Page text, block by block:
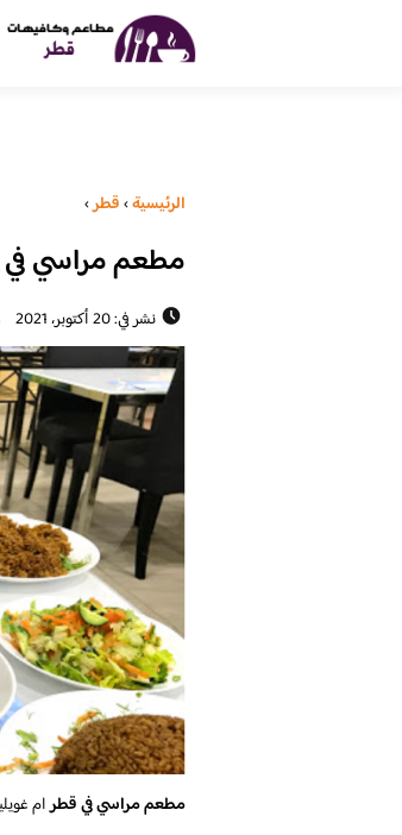
الرئيسية›قطر›
مطعم مراسي في
نشر في: 20 أكتوبر، 2021
مطعم مراسي في قطرام